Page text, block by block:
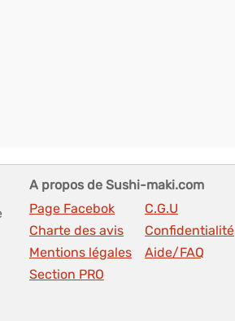
A propos de Sushi-maki.com
Page Facebok
C.G.U
Charte des avis
Confidentialité
Mentions légales
Aide/FAQ
Section PRO